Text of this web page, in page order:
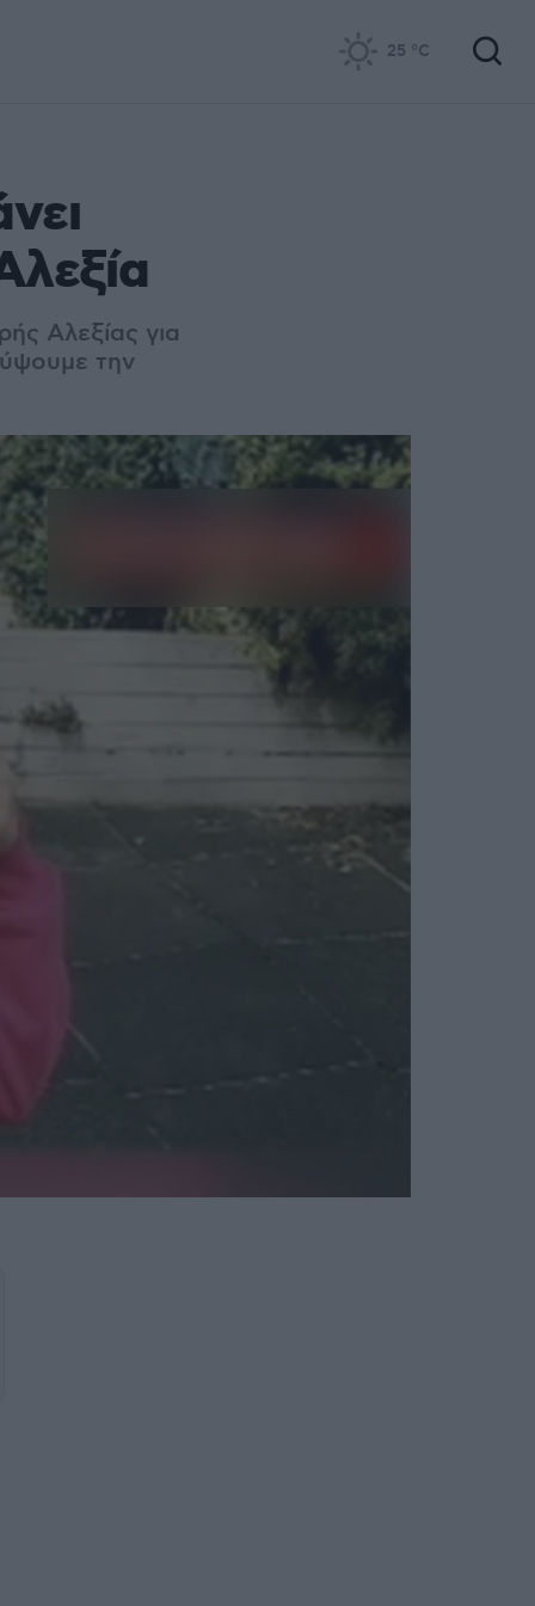
25 °C
Αλεξίας για
την